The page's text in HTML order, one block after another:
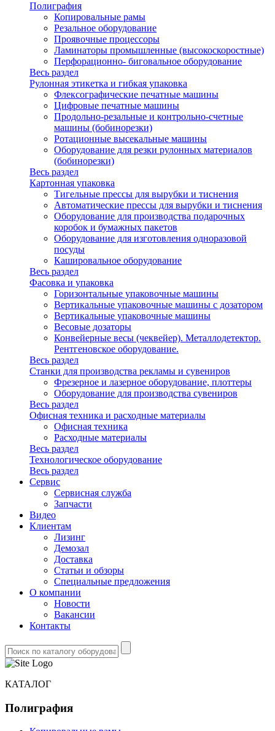
Полиграфия
Копировальные рамы
Резальное оборудование
Проявочные процессоры
Ламинаторы промышленные (высокоскоростные)
Перфорационно- биговальное оборудование
Весь раздел
Рулонная этикетка и гибкая упаковка
Флексографические печатные машины
Цифровые печатные машины
Продольно-резальные и контрольно-счетные
машины (бобинорезки)
Ротационные высекальные машины
Оборудование для резки рулонных материалов
(бобинорезки)
Весь раздел
Картонная упаковка
Тигельные прессы для вырубки и тиснения
Автоматические прессы для вырубки и тиснения
Оборудование для производства подарочных
коробок и бумажных пакетов
Оборудование для изготовления одноразовой
посуды
Кашировальное оборудование
Весь раздел
Фасовка и упаковка
Горизонтальные упаковочные машины
Вертикальные упаковочные машины с дозатором
Вертикальные упаковочные машины
Весовые дозаторы
Конвейерные весы (чеквейер). Металлодетектор.
Рентгеновское оборудование.
Весь раздел
Станки для производства рекламы и сувениров
Фрезерное и лазерное оборудование, плоттеры
Оборудование для производства сувениров
Весь раздел
Офисная техника и расходные материалы
Офисная техника
Расходные материалы
Весь раздел
Технологическое оборудование
Весь раздел
Сервис
Сервисная служба
Запчасти
Видео
Клиентам
Лизинг
Демозал
Доставка
Статьи и обзоры
Специальные предложения
О компании
Новости
Вакансии
Контакты
КАТАЛОГ
Полиграфия